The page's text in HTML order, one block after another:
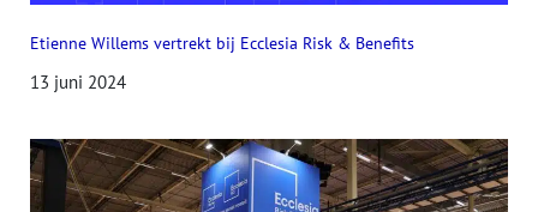
Etienne Willems vertrekt bij Ecclesia Risk & Benefits
13 juni 2024